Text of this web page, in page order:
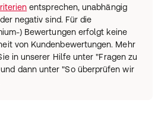
entsprechen, unabhängig
negativ sind. Für die
) Bewertungen erfolgt keine
von Kundenbewertungen. Mehr
in unserer Hilfe unter "Fragen zu
dann unter "So überprüfen wir